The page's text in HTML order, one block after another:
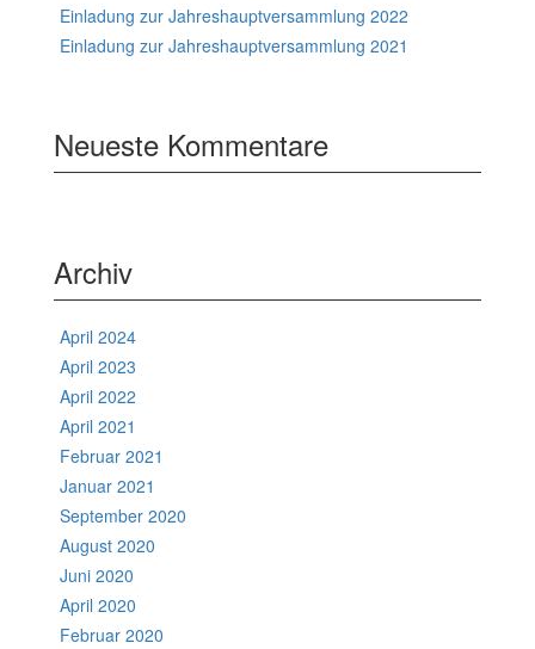
Einladung zur Jahreshauptversammlung 2022
Einladung zur Jahreshauptversammlung 2021
Neueste Kommentare
Archiv
April 2024
April 2023
April 2022
April 2021
Februar 2021
Januar 2021
September 2020
August 2020
Juni 2020
April 2020
Februar 2020